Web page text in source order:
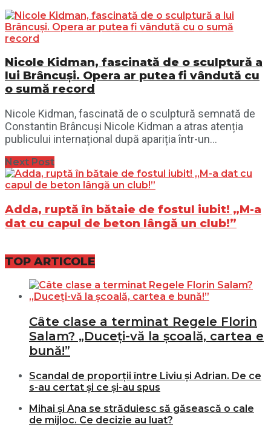
Nicole Kidman, fascinată de o sculptură a
lui Brâncuși. Opera ar putea fi vândută cu
o sumă record
Nicole Kidman, fascinată de o sculptură semnată de
Constantin Brâncuși Nicole Kidman a atras atenția
publicului internațional după apariția într-un...
Next Post
Adda, ruptă în bătaie de fostul iubit! „M-a
dat cu capul de beton lângă un club!”
TOP ARTICOLE
Câte clase a terminat Regele Florin
Salam? „Duceți-vă la școală, cartea e
bună!”
Scandal de proporții între Liviu și Adrian. De ce
s-au certat și ce și-au spus
Mihai și Ana se străduiesc să găsească o cale
de mijloc. Ce decizie au luat?